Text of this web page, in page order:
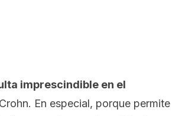
imprescindible en el
En especial, porque permite